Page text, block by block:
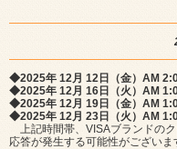
◆2025年 12月 12日（金）AM
◆2025年 12月 16日（火）AM
◆2025年 12月 19日（金）AM
◆2025年 12月 23日（火）AM
上記時間帯、VISAブランドの
応答が発生する可能性がございま